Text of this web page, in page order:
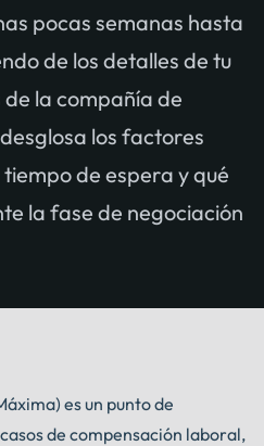
pocas semanas hasta
de los detalles de tu
de la compañía de
los factores
de espera y qué
la fase de negociación
es un punto de
de compensación laboral,